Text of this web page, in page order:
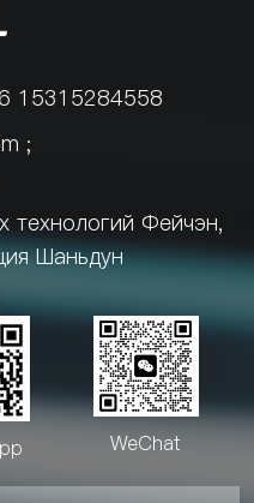
15315284558
;
технологий Фейчэн,
Шаньдун
WeChat